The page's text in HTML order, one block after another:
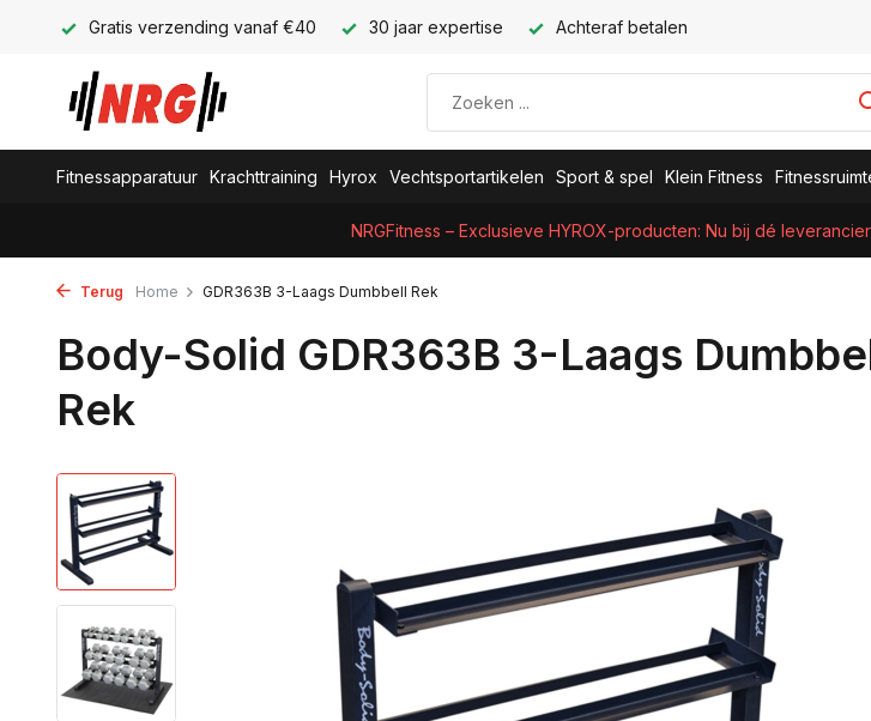
Gratis verzending vanaf €40 30 jaar expertise Achteraf betalen
Fitnessapparatuur Krachttraining Hyrox Vechtsportartikelen Sport & spel Klein Fitness
NRGFitness – Exclusieve HYROX-producten: Nu bij dé leverancier
Terug Home GDR363B 3-Laags Dumbbell Rek
Body-Solid GDR363B 3-Laags
Rek